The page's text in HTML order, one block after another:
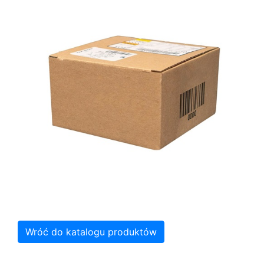
Wróć do katalogu produktów